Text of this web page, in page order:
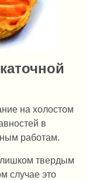
на холостом
в
работам.
твердым
случае это